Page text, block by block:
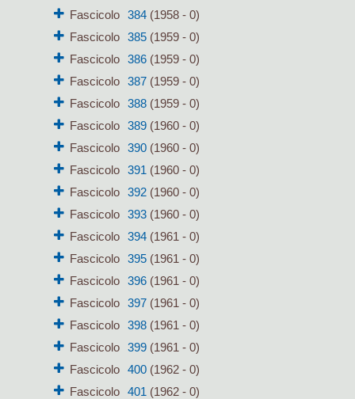
Fascicolo
384(1958 - 0)
Fascicolo
385(1959 - 0)
Fascicolo
386(1959 - 0)
Fascicolo
387(1959 - 0)
Fascicolo
388(1959 - 0)
Fascicolo
389(1960 - 0)
Fascicolo
390(1960 - 0)
Fascicolo
391 (1960 - 0)
Fascicolo
392(1960 - 0)
Fascicolo
393(1960 - 0)
Fascicolo
394(1961 - 0)
Fascicolo
395(1961 - 0)
Fascicolo
396(1961 - 0)
Fascicolo
397(1961 - 0)
Fascicolo
398(1961 - 0)
Fascicolo
399(1961 - 0)
Fascicolo
400(1962 - 0)
Fascicolo
401 (1962 - 0)